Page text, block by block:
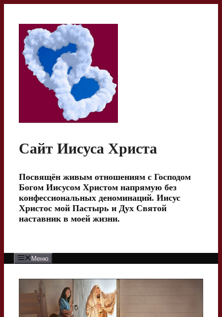
содержимому
Сайт Иисуса Христа
Посвящён живым отношениям с Господом
Богом Иисусом Христом напрямую без
конфессиональных деноминаций. Иисус
Христос мой Пастырь и Дух Святой
наставник в моей жизни.
Меню